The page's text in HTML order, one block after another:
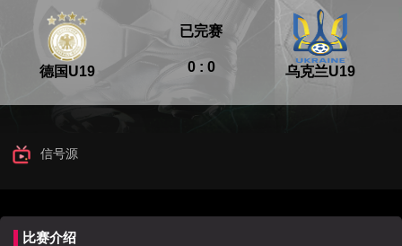
德国U19 0 : 0
已完赛
乌克兰U19
信号源
比赛介绍